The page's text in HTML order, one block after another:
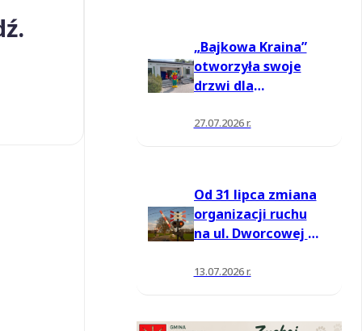
„Bajkowa Kraina”
otworzyła swoje
drzwi dla
27.07.2026 r.
Od 31 lipca zmiana
organizacji ruchu
na ul. Dworcowej w
13.07.2026 r.